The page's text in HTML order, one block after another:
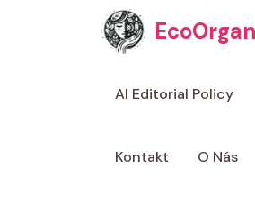
AI Editorial Policy
Kontakt O Nás